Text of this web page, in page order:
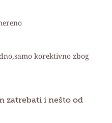
korektivno zbog
zatrebati i nešto od